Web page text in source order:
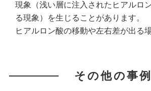
現象（浅い層に注入されたヒアルロ
る現象）を生じることがあります。
ヒアルロン酸の移動や左右差が出る
その他の事例